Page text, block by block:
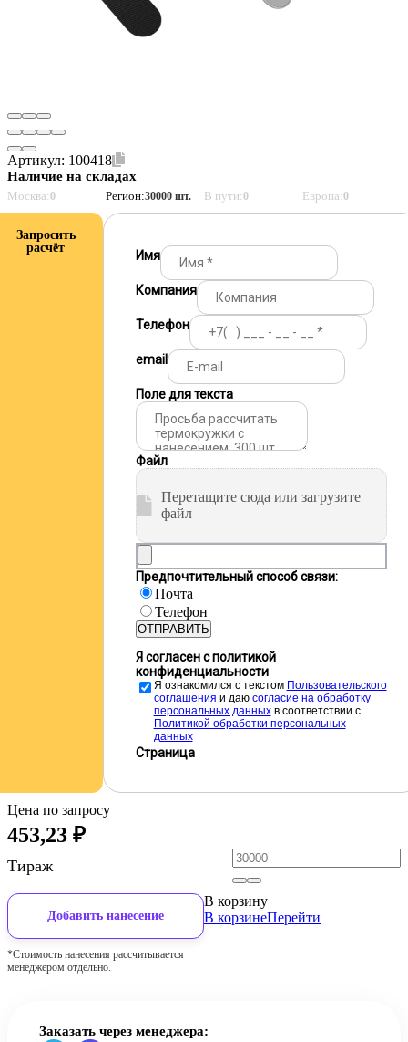
Артикул: 100418
Наличие на складах
Москва:0 Регион:30000 шт. В пути:0 Европа:0
Запросить
расчёт
Имя
Компания
Телефон
email
Поле для текста
Файл
Перетащите сюда или загрузите
файл
Предпочтительный способ связи:
Почта
Телефон
ОТПРАВИТЬ
Я согласен с политикой
конфиденциальности
Я ознакомился с текстом Пользовательского
соглашения и даю cогласие на обработку
персональных данныхв соответствии с
Политикой обработки персональных
данных
Страница
Цена по запросу
453,23 ₽
Тираж
Добавить нанесение
*Стоимость нанесения рассчитывается
менеджером отдельно.
В корзину
В корзинеПерейти
Заказать через менеджера: